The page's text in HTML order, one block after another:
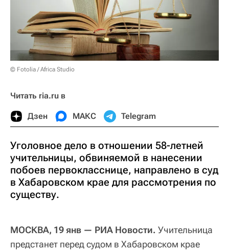
© Fotolia / Africa Studio
Читать ria.ru в
Дзен МАКС Telegram
Уголовное дело в отношении 58-летней
учительницы, обвиняемой в нанесении
побоев первокласснице, направлено в суд
в Хабаровском крае для рассмотрения по
существу.
МОСКВА, 19 янв — РИА Новости. Учительница
предстанет перед судом в Хабаровском крае